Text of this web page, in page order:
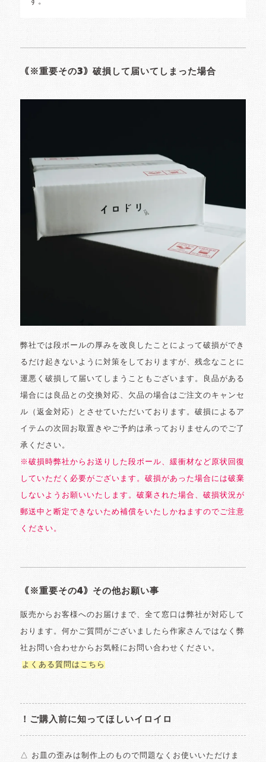
｟※重要その3｠破損して届いてしまった場合
弊社では段ボールの厚みを改良したことによって破損ができ
るだけ起きないように対策をしておりますが、残念なことに
運悪く破損して届いてしまうこともございます。良品がある
場合には良品との交換対応、欠品の場合はご注文のキャンセ
ル（返金対応）とさせていただいております。破損によるア
イテムの次回お取置きやご予約は承っておりませんのでご了
承ください。
※破損時弊社からお送りした段ボール、緩衝材など原状回復
していただく必要がございます。破損があった場合には破棄
しないようお願いいたします。破棄された場合、破損状況が
郵送中と断定できないため補償をいたしかねますのでご注意
ください。
｟※重要その4｠その他お願い事
販売からお客様へのお届けまで、全て窓口は弊社が対応して
おります。何かご質問がございましたら作家さんではなく弊
社お問い合わせからお気軽にお問い合わせください。
よくある質問はこちら
！ご購入前に知ってほしいイロイロ
△ お皿の歪みは制作上のもので問題なくお使いいただけま